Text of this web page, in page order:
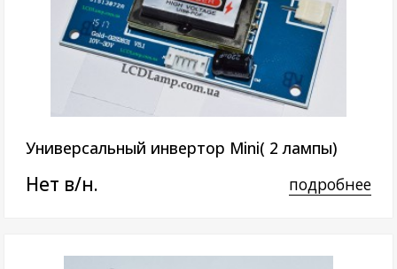
Универсальный инвертор Mini( 2 лампы)
Нет в/н. подробнее